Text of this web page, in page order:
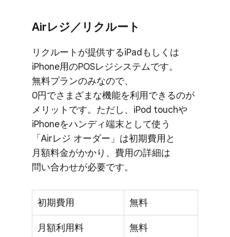
Airレジ／リクルート
リクルートが​提供する​iPadも​しくは​
iPhone用の​POSレジシステムです。​
無料プランのみなので、​
0円でさまざまな​機能を​利用できるのが​
メリットです。​ただし、​iPod touchや​
iPhoneを​ハンディ端末と​して​使う​
「Airレジ オーダー」は​初期費用と​
月額料金が​かかり、​費用の​詳細は​
問い合わせが​必要です。
初期費用 無料
月額利用料 無料